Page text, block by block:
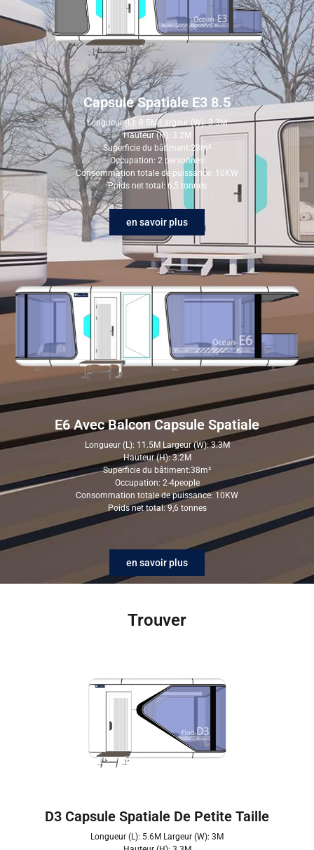
Capsule Spatiale E3 8.5
Longueur (L): 8.5M Largeur (W): 3.3M
Hauteur (H): 3.2M
Superficie du bâtiment:28m²
Occupation: 2 personnes
Consommation totale de puissance: 10KW
Poids net total: 6,5 tonnes
en savoir plus
E6 Avec Balcon Capsule Spatiale
Longueur (L): 11.5M Largeur (W): 3.3M
Hauteur (H): 3.2M
Superficie du bâtiment:38m²
Occupation: 2-4people
Consommation totale de puissance: 10KW
Poids net total: 9,6 tonnes
en savoir plus
Trouver
D3 Capsule Spatiale De Petite Taille
Longueur (L): 5.6M Largeur (W): 3M